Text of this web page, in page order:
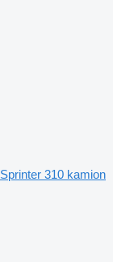
310 kamion